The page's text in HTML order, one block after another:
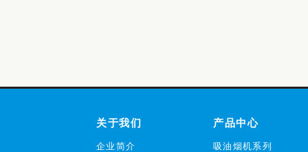
关于我们
企业简介
产品中心
吸油烟机系列